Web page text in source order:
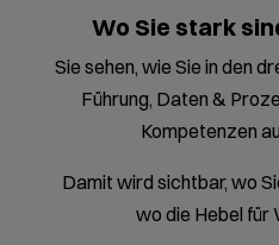
Wo Sie stark
Sie sehen, wie Sie in den
Führung, Daten &
Kompetenzen
Damit wird sichtbar, wo
wo die Hebel für